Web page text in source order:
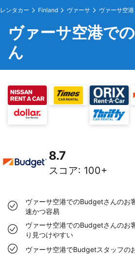
レンタカー Finland ヴァーサ ヴァーサ空港
ヴァーサ空港で
ん
8.7
スコア: 100+
ヴァーサ空港でのBudgetさんのお
速かつ容易
ヴァーサ空港でのBudgetさんのお
り見つけやすい
ヴァーサ空港でBudgetスタッフの